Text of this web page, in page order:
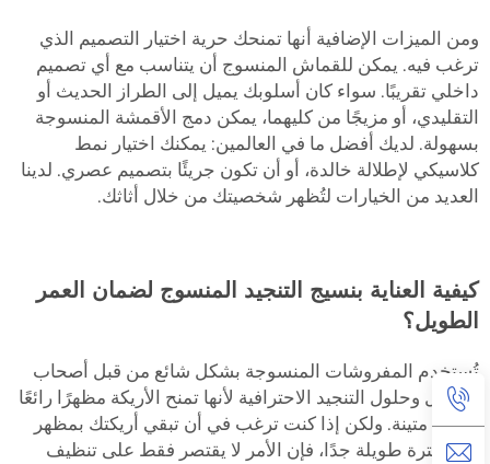
ومن الميزات الإضافية أنها تمنحك حرية اختيار التصميم الذي
ترغب فيه. يمكن للقماش المنسوج أن يتناسب مع أي تصميم
داخلي تقريبًا. سواء كان أسلوبك يميل إلى الطراز الحديث أو
التقليدي، أو مزيجًا من كليهما، يمكن دمج الأقمشة المنسوجة
بسهولة. لديك أفضل ما في العالمين: يمكنك اختيار نمط
كلاسيكي لإطلالة خالدة، أو أن تكون جريئًا بتصميم عصري. لدينا
العديد من الخيارات لتُظهر شخصيتك من خلال أثاثك.
كيفية العناية بنسيج التنجيد المنسوج لضمان العمر
الطويل؟
تُستخدم المفروشات المنسوجة بشكل شائع من قبل أصحاب
المنازل وحلول التنجيد الاحترافية لأنها تمنح الأريكة مظهرًا رائعًا
وتكون متينة. ولكن إذا كنت ترغب في أن تبقي أريكتك بمظهر
جيد لفترة طويلة جدًا، فإن الأمر لا يقتصر فقط على تنظيف